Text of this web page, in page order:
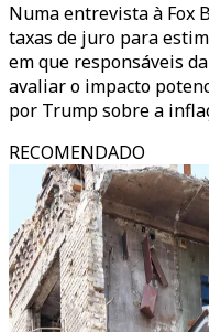
Numa entrevista à Fox
taxas de juro para
em que responsáveis
avaliar o impacto
por Trump sobre a
RECOMENDADO